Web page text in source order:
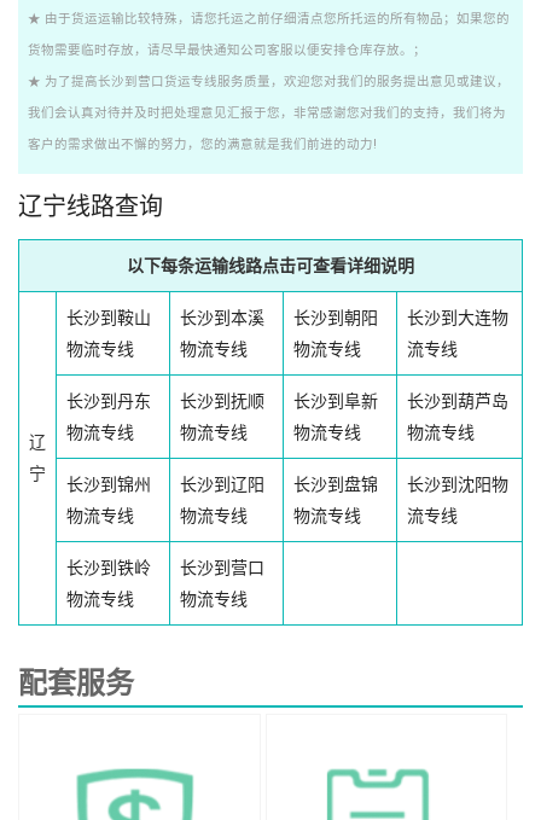
★ 由于货运运输比较特殊，请您托运之前仔细清点您所托运的所有物品；如果您的
货物需要临时存放，请尽早最快通知公司客服以便安排仓库存放。；
★ 为了提高长沙到营口货运专线服务质量，欢迎您对我们的服务提出意见或建议，
我们会认真对待并及时把处理意见汇报于您，非常感谢您对我们的支持，我们将为
客户的需求做出不懈的努力，您的满意就是我们前进的动力!
辽宁线路查询
以下每条运输线路点击可查看详细说明
辽
宁
长沙到鞍山
物流专线
长沙到本溪
物流专线
长沙到朝阳
物流专线
长沙到大连物
流专线
长沙到丹东
物流专线
长沙到抚顺
物流专线
长沙到阜新
物流专线
长沙到葫芦岛
物流专线
长沙到锦州
物流专线
长沙到辽阳
物流专线
长沙到盘锦
物流专线
长沙到沈阳物
流专线
长沙到铁岭
物流专线
长沙到营口
物流专线
配套服务